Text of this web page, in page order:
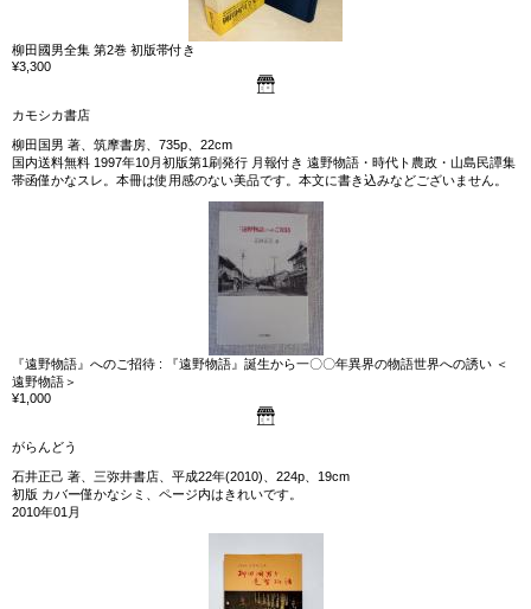
柳田國男全集 第2巻 初版帯付き
¥3,300
カモシカ書店
柳田国男 著、筑摩書房、735p、22cm
国内送料無料 1997年10月初版第1刷発行 月報付き 遠野物語・時代ト農政・山島民譚集
帯函僅かなスレ。本冊は使用感のない美品です。本文に書き込みなどございません。
『遠野物語』へのご招待 : 『遠野物語』誕生から一〇〇年異界の物語世界への誘い ＜
遠野物語＞
¥1,000
がらんどう
石井正己 著、三弥井書店、平成22年(2010)、224p、19cm
初版 カバー僅かなシミ、ページ内はきれいです。
2010年01月